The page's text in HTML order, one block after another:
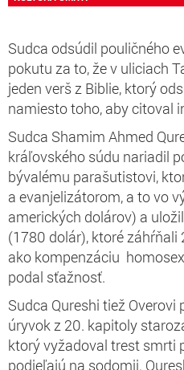
Sudca odsúdil pouličného
pokutu za to, že v uliciach
jeden verš z Biblie, ktorý
namiesto toho, aby citoval
Sudca Shamim Ahmed
kráľovského súdu nariadil
bývalému parašutistovi,
a evanjelizátorom, a to vo
amerických dolárov) a
(1780 dolár), ktoré
ako kompenzáciu
podal sťažnosť.
Sudca Qureshi tiež
úryvok z 20. kapitoly
ktorý vyžadoval trest smrti
podieľajú na sodomii.